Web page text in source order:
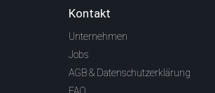
Kontakt
Unternehmen
Jobs
AGB & Datenschutzerklärung